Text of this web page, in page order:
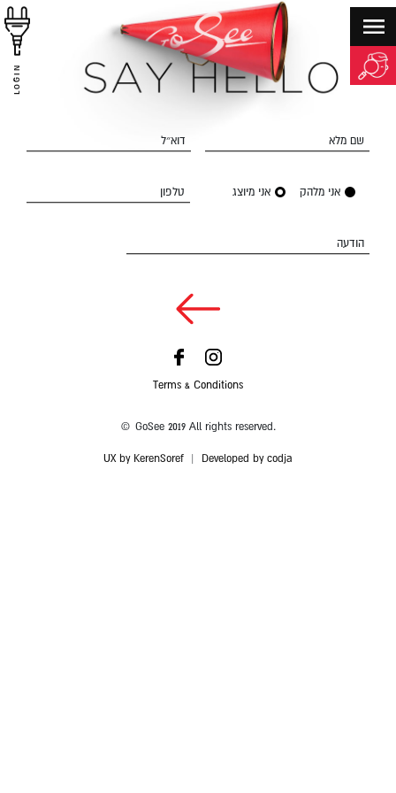
LOGIN
שם מלא דוא״ל
אני מלהק אני מיוצג טלפון
הודעה
Terms & Conditions
© GoSee 2019 All rights reserved.
UX by KerenSoref Developed by codja